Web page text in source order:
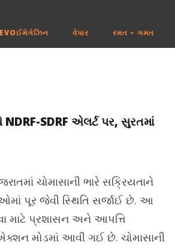
વેપાર રમત – ગમત
SDRF એલર્ટ પર, સુરતમાં
ચોમાસાની ભારે સક્રિયતાને
પૂર જેવી સ્થિતિ સર્જાઈ છે. આ
માટે પ્રશાસન અને આપત્તિ
મોડમાં આવી ગઈ છે. ચોમાસાની